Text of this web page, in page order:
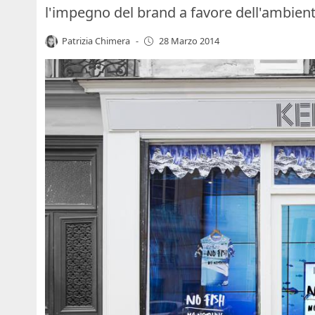
l'impegno del brand a favore
Patrizia Chimera - 28 Marzo 2014